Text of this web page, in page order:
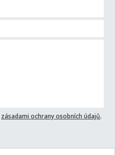
zásadami ochrany osobních údajů.